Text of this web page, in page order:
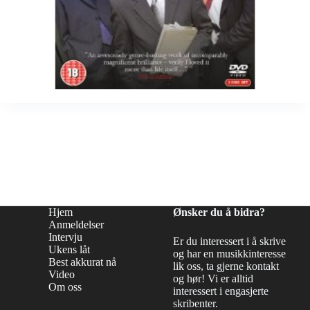
Hjem
Anmeldelser
Intervju
Ukens låt
Best akkurat nå
Video
Om oss
Ønsker du å bidra?
Er du interessert i å skrive
og har en musikkinteresse
lik oss, ta gjerne kontakt
og hør! Vi er alltid
interessert i engasjerte
skribenter.